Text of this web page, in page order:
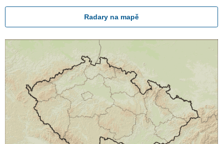
Radary na mapě